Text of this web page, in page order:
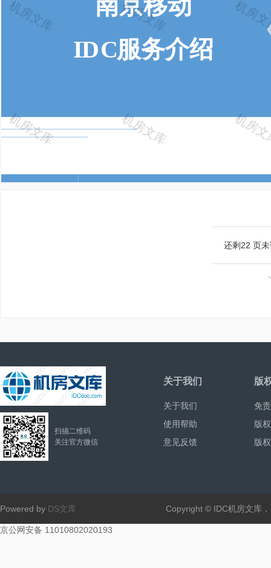
还剩22 页
扫描二维码
关注官方微信
关于我们
关于我们
使用帮助
意见反馈
版
免
版
版
Powered by DS文库 Copyright © IDC机房文库
京公网安备 11010802020193